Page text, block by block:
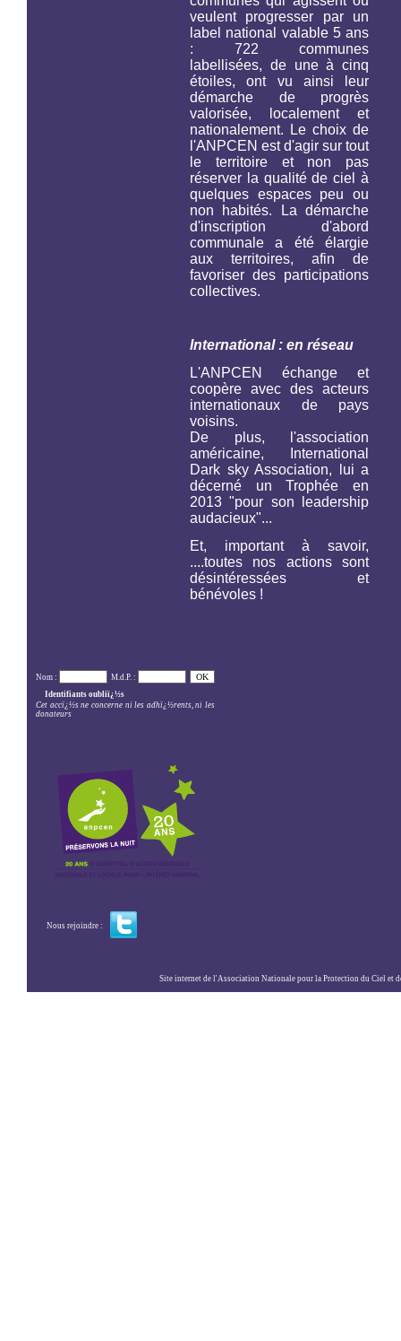
veulent progresser par un
label national valable 5 ans
: 722 communes
labellisées, de une à cinq
étoiles, ont vu ainsi leur
démarche de progrès
valorisée, localement et
nationalement. Le choix de
l'ANPCEN est d'agir sur tout
le territoire et non pas
réserver la qualité de ciel à
quelques espaces peu ou
non habités. La démarche
d'inscription d'abord
communale a été élargie
aux territoires, afin de
favoriser des participations
collectives.
International : en réseau
L'ANPCEN échange et
coopère avec des acteurs
internationaux de pays
voisins.
De plus, l'association
américaine,
International
Dark sky Association,
lui a
décerné un Trophée en
2013 "pour son leadership
audacieux"...
Et, important à savoir,
....toutes nos actions sont
désintéressées et
bénévoles !
Nom :
M.d.P. :
Identifiants oubliï¿½s
Cet accï¿½s ne concerne ni les adhï¿½rents, ni les
donateurs
Nous rejoindre :
Site internet de l'Association Nationale pour la Protection du Ciel et de